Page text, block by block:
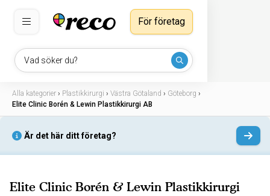
Vad söker du?
För företag
Alla kategorier › Plastikkirurgi › Västra Götaland › Göteborg ›
Elite Clinic Borén & Lewin Plastikkirurgi AB
Är det här ditt företag?
Elite Clinic Borén & Lewin Plastikkirurgi